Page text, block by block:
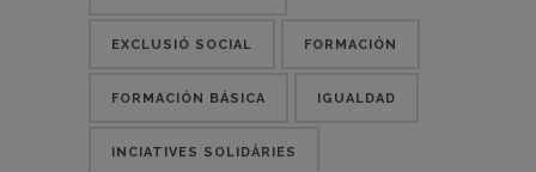
EXCLUSIÓ SOCIAL FORMACIÓN
FORMACIÓN BÁSICA IGUALDAD
INCIATIVES SOLIDÀRIES